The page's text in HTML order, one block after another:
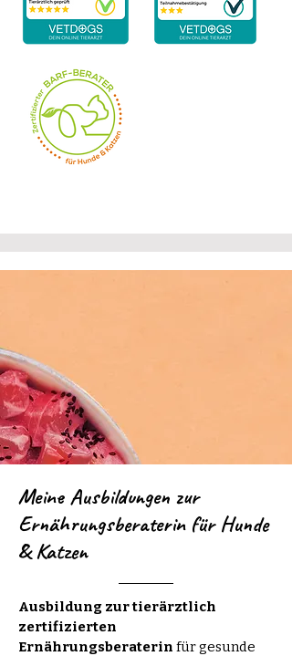
Meine Ausbildungen zur
Ernährungsberaterin für Hunde
& Katzen
Ausbildung zur tierärztlich
zertifizierten
Ernährungsberaterin für gesunde